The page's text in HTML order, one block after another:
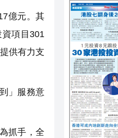
億元。其
項目301
供有力支
」服務意
抓手，全